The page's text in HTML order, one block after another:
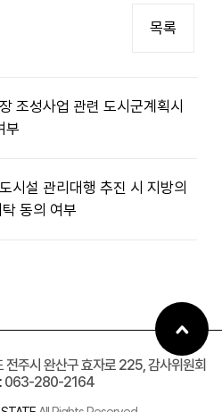
목록
조성사업 관련 도시군계획시
부
시설 관리대행 추진 시 지방의
동의 여부
주시 완산구 효자로 225, 감사위원회
063-280-2164